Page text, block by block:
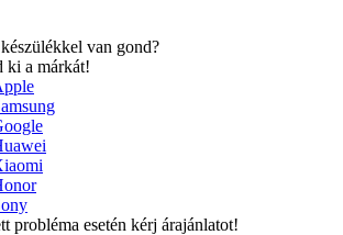
van gond?
ki a márkát!
probléma esetén kérj árajánlatot!